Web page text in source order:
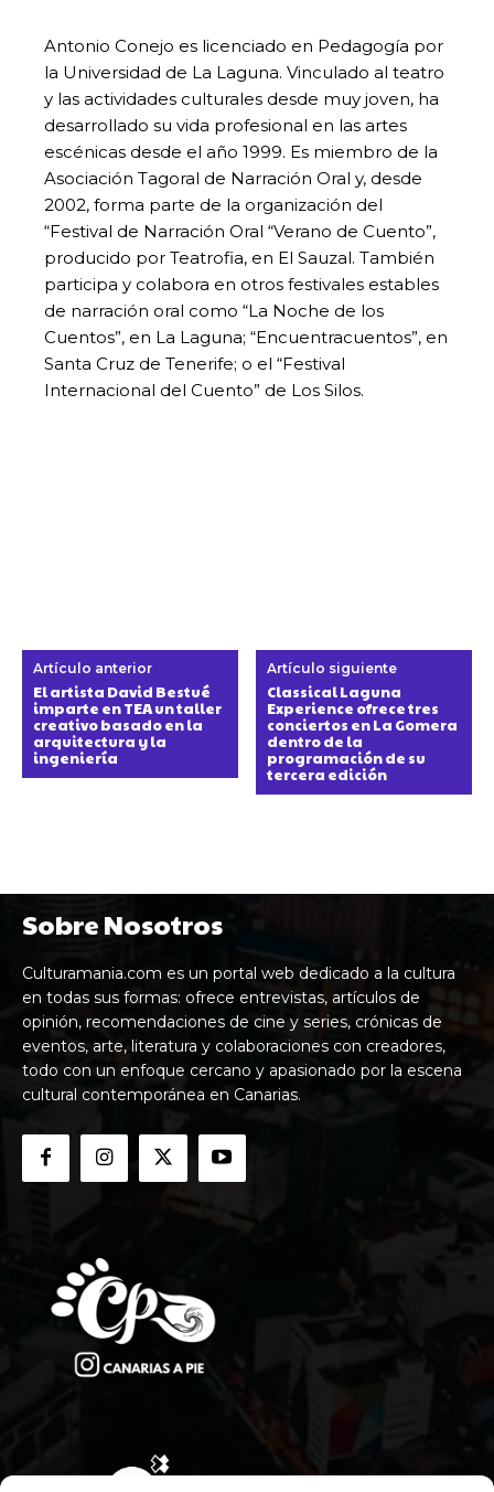
Antonio Conejo es licenciado en Pedagogía por
la Universidad de La Laguna. Vinculado al teatro
y las actividades culturales desde muy joven, ha
desarrollado su vida profesional en las artes
escénicas desde el año 1999. Es miembro de la
Asociación Tagoral de Narración Oral y, desde
2002, forma parte de la organización del
“Festival de Narración Oral “Verano de Cuento”,
producido por Teatrofia, en El Sauzal. También
participa y colabora en otros festivales estables
de narración oral como “La Noche de los
Cuentos”, en La Laguna; “Encuentracuentos”, en
Santa Cruz de Tenerife; o el “Festival
Internacional del Cuento” de Los Silos.
Artículo anterior
El artista David Bestué
imparte en TEA un taller
creativo basado en la
arquitectura y la
ingeniería
Artículo siguiente
Classical Laguna
Experience ofrece tres
conciertos en La Gomera
dentro de la
programación de su
tercera edición
Sobre Nosotros
Culturamania.com es un portal web dedicado a la cultura
en todas sus formas: ofrece entrevistas, artículos de
opinión, recomendaciones de cine y series, crónicas de
eventos, arte, literatura y colaboraciones con creadores,
todo con un enfoque cercano y apasionado por la escena
cultural contemporánea en Canarias.